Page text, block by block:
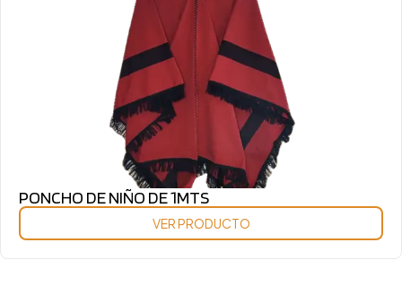
PONCHO DE NIÑO DE 1MTS
VER PRODUCTO